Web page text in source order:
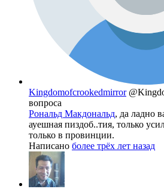
Kingdomofcrookedmirror
вопроса
Рональд Макдональд, да ладно
ауешная пиздоб..тия, только
только в провинции.
Написано более трёх лет назад